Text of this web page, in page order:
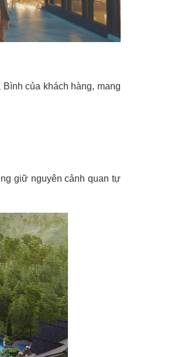
của khách hàng, mang
giữ nguyên cảnh quan tự